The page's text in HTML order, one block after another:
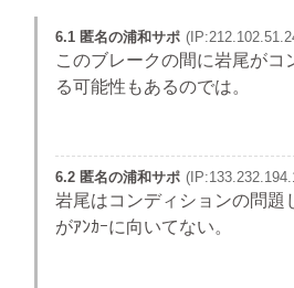
6.1 匿名の浦和サポ
このブレークの間に岩尾がコ
る可能性もあるのでは。
6.2 匿名の浦和サポ
岩尾はコンディションの問題
がｱﾝｶｰに向いてない。